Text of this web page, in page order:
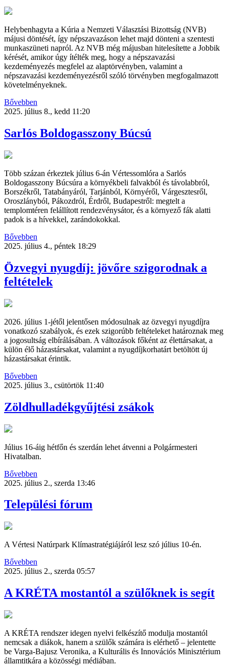
Helybenhagyta a Kúria a Nemzeti Választási Bizottság (NVB)
májusi döntését, így népszavazáson lehet majd dönteni a szentesti
munkaszüneti napról. Az NVB még májusban hitelesítette a Jobbik
kérését, amikor úgy ítélték meg, hogy a népszavazási
kezdeményezés megfelel az alaptörvényben, valamint a
népszavazási kezdeményezésről szóló törvényben megfogalmazott
követelményeknek.
Bővebben
2025. július 8., kedd 11:20
Sarlós Boldogasszony Búcsú
Több százan érkeztek július 6-án Vértessomlóra a Sarlós
Boldogasszony Búcsúra a környékbeli falvakból és távolabbról,
Borszékről, Tatabányáról, Tarjánból, Környéről, Várgesztesről,
Oroszlányból, Pákozdról, Érdről, Budapestről: megtelt a
templomtéren felállított rendezvénysátor, és a környező fák alatti
padok is a hívekkel, zarándokokkal.
Bővebben
2025. július 4., péntek 18:29
Özvegyi nyugdíj: jövőre szigorodnak a
feltételek
2026. július 1-jétől jelentősen módosulnak az özvegyi nyugdíjra
vonatkozó szabályok, és ezek szigorúbb feltételeket határoznak meg
a jogosultság elbírálásában. A változások főként az élettársakat, a
külön élő házastársakat, valamint a nyugdíjkorhatárt betöltött új
házastársakat érintik.
Bővebben
2025. július 3., csütörtök 11:40
Zöldhulladékgyűjtési zsákok
Július 16-áig hétfőn és szerdán lehet átvenni a Polgármesteri
Hivatalban.
Bővebben
2025. július 2., szerda 13:46
Települési fórum
A Vértesi Natúrpark Klímastratégiájáról lesz szó július 10-én.
Bővebben
2025. július 2., szerda 05:57
A KRÉTA mostantól a szülőknek is segít
A KRÉTA rendszer idegen nyelvi felkészítő modulja mostantól
nemcsak a diákok, hanem a szülők számára is elérhető – jelentette
be Varga-Bajusz Veronika, a Kulturális és Innovációs Minisztérium
államtitkára a közösségi médiában.